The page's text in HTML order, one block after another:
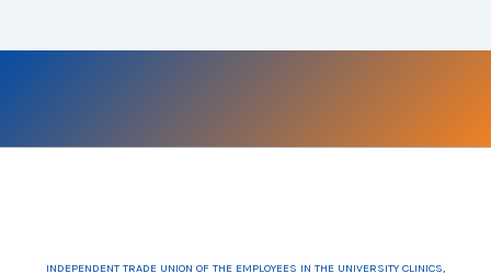
INDEPENDENT TRADE UNION OF THE EMPLOYEES IN THE UNIVERSITY CLINICS,